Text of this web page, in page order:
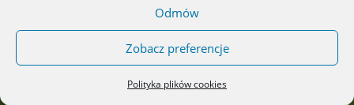
Odmów
Zobacz preferencje
Polityka plików cookies
„Bądźcie miłosierni, jak Ojciec wasz jest miłosierny. Nie
sądźcie, a nie będziecie sądzeni; nie potępiajcie, a nie
będziecie potępieni; odpuszczajcie,